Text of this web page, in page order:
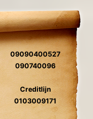
09090400527
090740096
Creditlijn
0103009171